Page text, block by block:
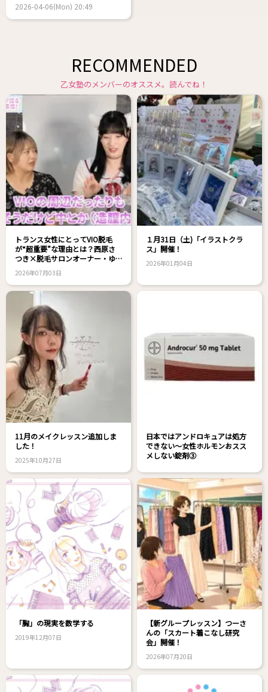
2026-04-06(Mon) 20:49
RECOMMENDED
乙女塾のメンバーのオススメ。読んでね！
トランス女性にとってVIO脱毛
が“超重要”な理由とは？西原さ
つき×脱毛サロンオーナー・ゆ
2026年07月03日
１月31日（土)「イラストクラ
ス」開催！
2026年01月04日
11月のメイクレッスン追加しま
した！
2025年10月27日
日本ではアンドロキュアは処方
できない～女性ホルモンおスス
メしない錠剤③
「胸」の現実を数学する
2019年12月07日
【新グループレッスン】つーさ
んの「スカート着こなし研究
会」開催！
2026年07月20日